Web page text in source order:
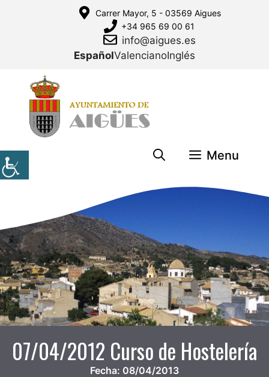
Carrer Mayor, 5 - 03569 Aigues
+34 965 69 00 61
info@aigues.es
EspañolValencianoInglés
Menu
07/04/2012 Curso de Hostelería
Fecha: 08/04/2013